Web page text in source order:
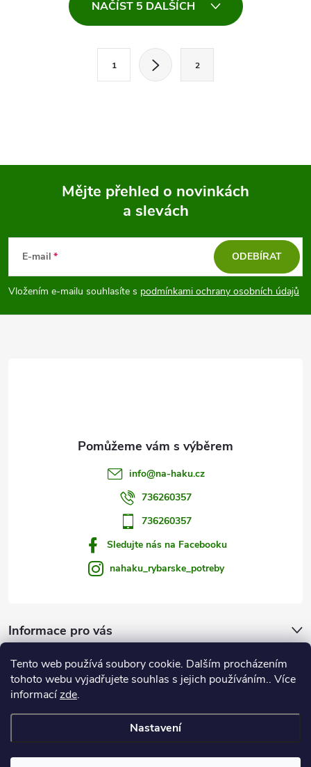
Tento web používá soubory cookie. Dalším procházením
tohoto webu vyjadřujete souhlas s jejich používáním.. Více
informacízde.
Nastavení
oceli navázaným...
oceli navázaným...
c
v
NAČÍST 5 DALŠÍCH
n
1 2
p
Mějte přehled o novinkách
a slevách
E-mail
Vložením e-mailu souhlasíte s podmínkami ochrany osobních údajů
ODEBÍRAT
Informace pro vás
Zprávy od vody
info@na-haku.cz
736260357
736260357
Sledujte nás na Facebooku
nahaku_rybarske_potreby
Copyright 2026Rybářské potřeby NA HÁKU. Všechna práva vyhrazena.